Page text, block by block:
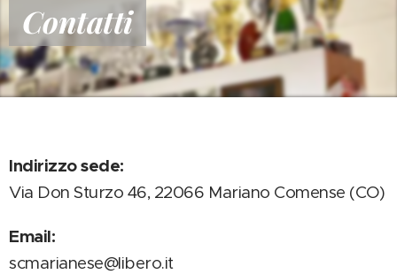
Contatti
Indirizzo sede:
Via Don Sturzo 46, 22066 Mariano Comense (CO)
Email:
scmarianese@libero.it